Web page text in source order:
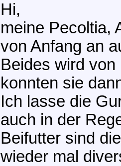
Hi,
meine Pecoltia,
von Anfang an
Beides wird
konnten sie
Ich lasse die
auch in der
Beifutter sind
wieder mal